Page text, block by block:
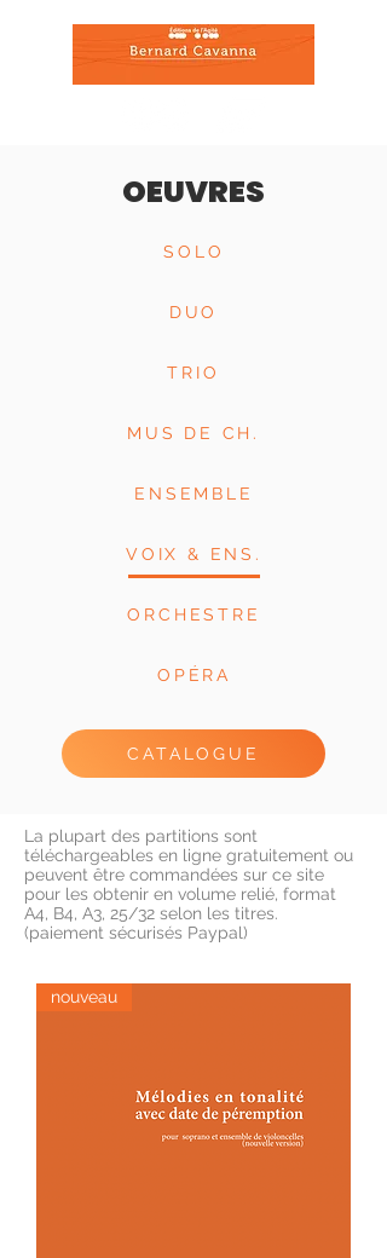
OEUVRES
SOLO
DUO
TRIO
MUS DE CH.
ENSEMBLE
VOIX & ENS.
ORCHESTRE
OPÉRA
CATALOGUE
La plupart des partitions sont
téléchargeables en ligne gratuitement ou
peuvent être commandées sur ce site
pour les obtenir en volume relié, format
A4, B4, A3, 25/32 selon les titres.
(paiement sécurisés Paypal)
nouveau